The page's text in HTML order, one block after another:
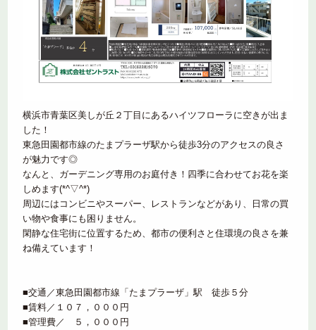
横浜市青葉区美しが丘２丁目にあるハイツフローラに空きが出ま
した！
東急田園都市線のたまプラーザ駅から徒歩3分のアクセスの良さ
が魅力です◎
なんと、ガーデニング専用のお庭付き！四季に合わせてお花を楽
しめます(*^▽^*)
周辺にはコンビニやスーパー、レストランなどがあり、日常の買
い物や食事にも困りません。
閑静な住宅街に位置するため、都市の便利さと住環境の良さを兼
ね備えています！
■交通／東急田園都市線「たまプラーザ」駅 徒歩５分
■賃料／１０７，０００円
■管理費／ ５，０００円